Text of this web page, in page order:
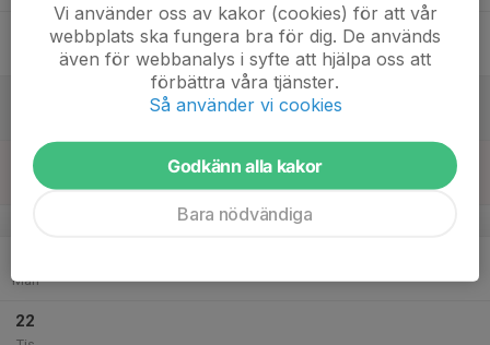
20
Sön
v.39
Mån
22
Vi använder oss av kakor (cookies) för att vår
webbplats ska fungera bra för dig. De används
även för webbanalys i syfte att hjälpa oss att
förbättra våra tjänster.
Så använder vi cookies
Godkänn alla kakor
Bara nödvändiga